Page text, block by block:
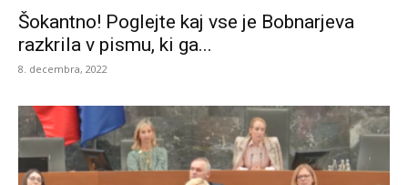
Šokantno! Poglejte kaj vse je Bobnarjeva
razkrila v pismu, ki ga...
8. decembra, 2022